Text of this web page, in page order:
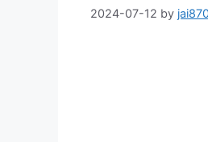
2024-07-12 by